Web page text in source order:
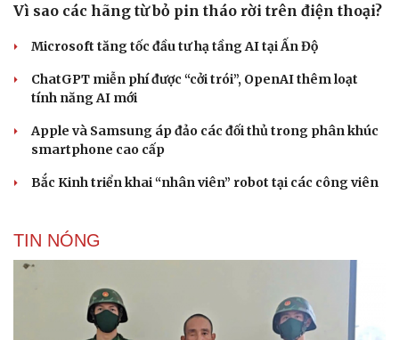
Vì sao các hãng từ bỏ pin tháo rời trên điện thoại?
Microsoft tăng tốc đầu tư hạ tầng AI tại Ấn Độ
ChatGPT miễn phí được “cởi trói”, OpenAI thêm loạt
tính năng AI mới
Apple và Samsung áp đảo các đối thủ trong phân khúc
smartphone cao cấp
Bắc Kinh triển khai “nhân viên” robot tại các công viên
TIN NÓNG